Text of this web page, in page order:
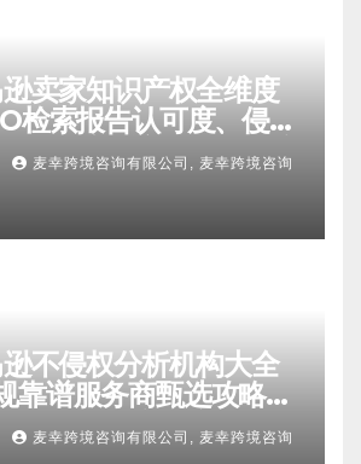
卖家知识产权全维度
检索报告认可度、侵权
TRO应诉方法及服务商
攻略
麦幸跨境咨询有限公司, 麦幸跨境咨询
不侵权分析机构大全
靠谱服务商甄选攻略、
标杆机构实力详解
麦幸跨境咨询有限公司, 麦幸跨境咨询